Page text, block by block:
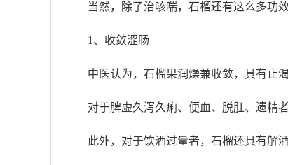
当然，除了治咳喘，石榴还有这么多功效
1、收敛涩肠
中医认为，石榴果润燥兼收敛，具有止
对于脾虚久泻久痢、便血、脱肛、遗精者
此外，对于饮酒过量者，石榴还具有解酒